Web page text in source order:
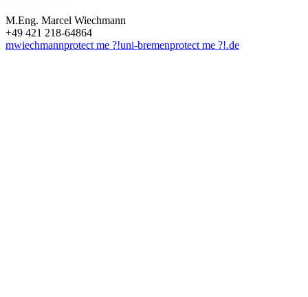
M.Eng. Marcel Wiechmann
+49 421 218-64864
mwiechmannprotect me ?!uni-bremenprotect me ?!.de